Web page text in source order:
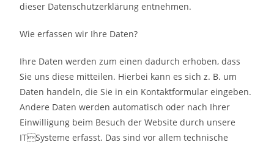
dieser Datenschutzerklärung entnehmen.
Wie erfassen wir Ihre Daten?
Ihre Daten werden zum einen dadurch erhoben, dass
Sie uns diese mitteilen. Hierbei kann es sich z. B. um
Daten handeln, die Sie in ein Kontaktformular eingeben.
Andere Daten werden automatisch oder nach Ihrer
Einwilligung beim Besuch der Website durch unsere
ITSysteme erfasst. Das sind vor allem technische